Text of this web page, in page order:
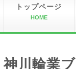
トップページ
HOME
神川輪業